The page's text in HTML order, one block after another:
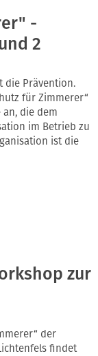
-
2
die Prävention.
für Zimmerer“
die dem
im Betrieb zu
ist die
zur
der
findet